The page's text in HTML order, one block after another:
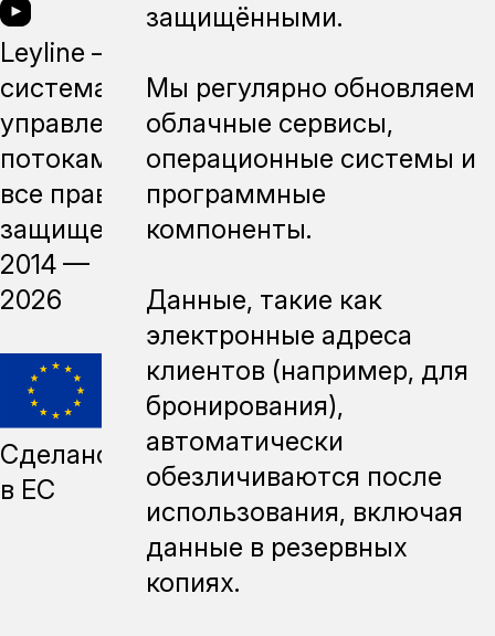
Leyline —
система
управления
потоками,
все права
защищены,
2014 —
2026
Сделано
в ЕС
защищёнными.
Мы регулярно обновляем
облачные сервисы,
операционные системы и
программные
компоненты.
Данные, такие как
электронные адреса
клиентов (например, для
бронирования),
автоматически
обезличиваются после
использования, включая
данные в резервных
копиях.